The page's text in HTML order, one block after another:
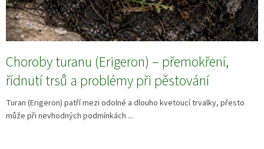
Choroby turanu (Erigeron) – přemokření,
řídnutí trsů a problémy při pěstování
Turan (Erigeron) patří mezi odolné a dlouho kvetoucí trvalky, přesto
může při nevhodných podmínkách ...